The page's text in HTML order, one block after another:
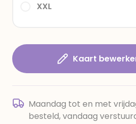
XXL
Kaart
Maandag tot en met
besteld, vandaag